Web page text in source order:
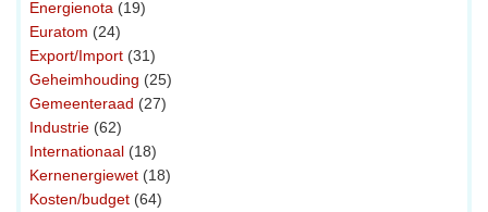
Energienota (19)
Euratom (24)
Export/Import (31)
Geheimhouding (25)
Gemeenteraad (27)
Industrie (62)
Internationaal (18)
Kernenergiewet (18)
Kosten/budget (64)